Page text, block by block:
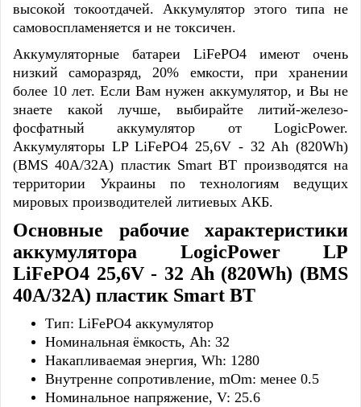
высокой токоотдачей. Аккумулятор этого типа не
самовоспламеняется и не токсичен.
Аккумуляторные батареи LiFePO4 имеют очень
низкий саморазряд, 20% емкости, при хранении
более 10 лет. Если Вам нужен аккумулятор, и Вы не
знаете какой лучше, выбирайте литий-железо-
фосфатный аккумулятор от LogicPower.
Аккумуляторы LP LiFePO4 25,6V - 32 Ah (820Wh)
(BMS 40A/32А) пластик Smart BT производятся на
территории Украины по технологиям ведущих
мировых производителей литиевых АКБ.
Основные рабочие характеристики
аккумулятора LogicPower LP
LiFePO4 25,6V - 32 Ah (820Wh) (BMS
40A/32А) пластик Smart BT
Тип: LiFePO4 аккумулятор
Номинальная ёмкость, Ah: 32
Накапливаемая энергия, Wh: 1280
Внутренне сопротивление, mOm: менее 0.5
Номинальное напряжение, V: 25.6